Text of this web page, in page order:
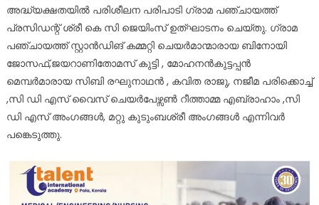
അദ്ധ്യക്ഷതയിൽ പരിശീലന പരിപാടി ഗ്രാമ പഞ്ചായത്ത്
പ്രസിഡന്റ് ശ്രീ കെ സി ജെയിംസ് ഉത്ഘാടനം ചെയ്തു. ഗ്രാമ
പഞ്ചായത്ത് സ്റ്റാൻഡിങ് കമ്മറ്റി ചെയർമാന്മാരായ ബിനോയി
ജോസഫ്,ജയറാണിതോമസ് കുട്ടി , മോഹനൻകുട്ടപ്പൻ
മെമ്പർമാരായ സിബി രഘുനാഥൻ , കവിത രാജു, നജീമ പരിക്കൊച്ച്
,സി ഡി എസ് വൈസ് ചെയർപേഴ്സൺ റീത്താമ്മ എബ്രാഹാം ,സി
ഡി എസ് അംഗങ്ങൾ, മറ്റു കുടുംബശ്രീ അംഗങ്ങൾ എന്നിവർ
പങ്കെടുത്തു.